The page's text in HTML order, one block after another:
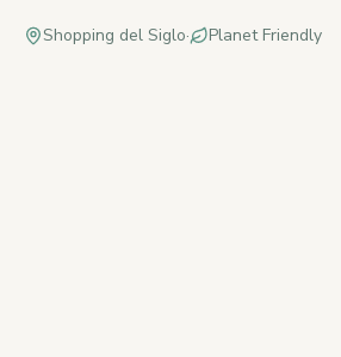
Shopping del Siglo· Planet Friendly